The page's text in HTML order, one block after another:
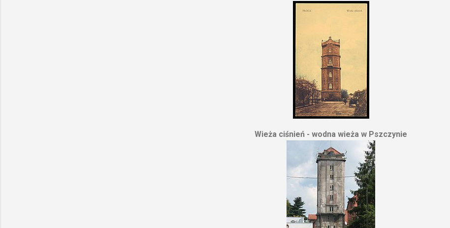
Wieża ciśnień - wodna wieża w Pszczynie